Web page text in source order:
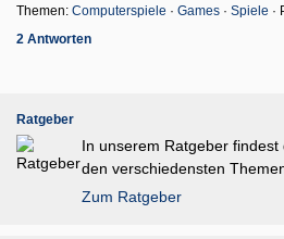
Themen: Computerspiele · Games · Spiele ·
2 Antworten
Ratgeber
In unserem Ratgeber
den verschiedensten
Zum Ratgeber